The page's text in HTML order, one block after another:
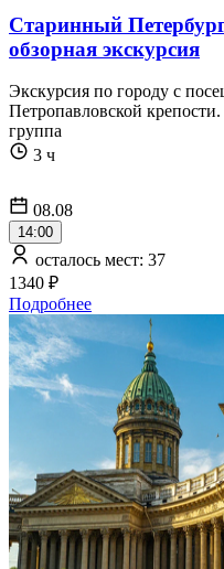
Старинный
обзорная экскурсия
Экскурсия по городу с
Петропавловской
группа
3 ч
08.08
14:00
осталось мест: 37
1340 ₽
Подробнее